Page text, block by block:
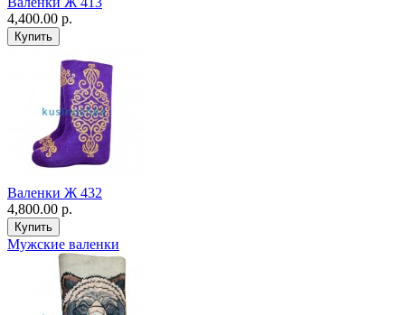
4,400.00 р.
Валенки Ж 432
4,800.00 р.
Мужские валенки